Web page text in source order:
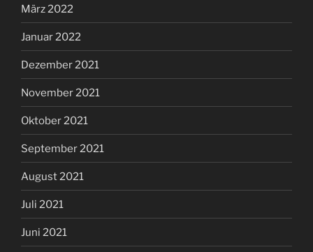
März 2022
Januar 2022
Dezember 2021
November 2021
Oktober 2021
September 2021
August 2021
Juli 2021
Juni 2021